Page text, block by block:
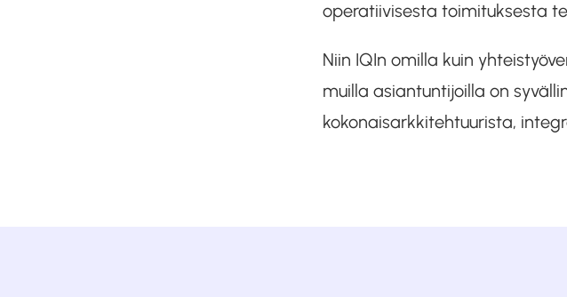
operatiivisesta toimituksesta
Niin IQIn omilla kuin
muilla asiantuntijoilla on
kokonaisarkkitehtuurista,